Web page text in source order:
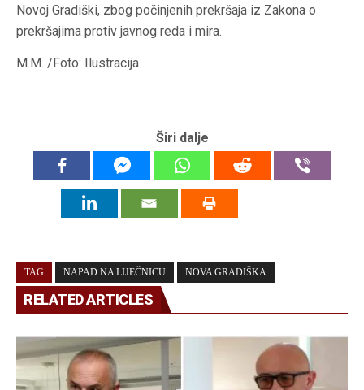
Novoj Gradiški, zbog počinjenih prekršaja iz Zakona o
prekršajima protiv javnog reda i mira.
M.M. /Foto: Ilustracija
Širi dalje
TAG NAPAD NA LIJEČNICU NOVA GRADIŠKA
RELATED ARTICLES